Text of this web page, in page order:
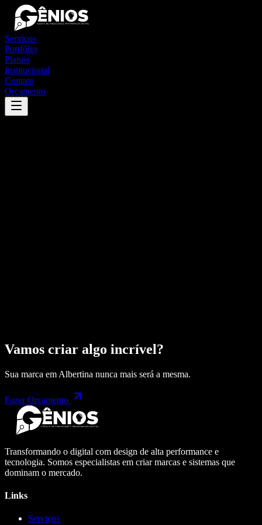
Serviços
Portfólio
Planos
Institucional
Contato
Orçamento
Vamos criar algo incrível?
Sua marca em Albertina nunca mais será a mesma.
Fazer Orçamento
Transformando o digital com design de alta performance e
tecnologia. Somos especialistas em criar marcas e sistemas que
dominam o mercado.
Links
Serviços